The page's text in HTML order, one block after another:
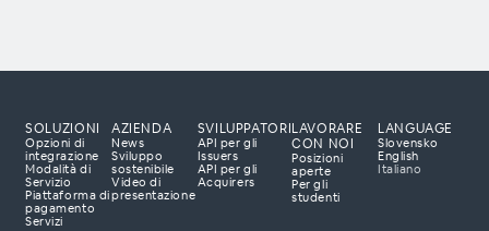
di
SOLUZIONI
Opzioni di
integrazione
Modalità di
Servizio
Piattaforma di
pagamento
Servizi
AZIENDA
News
Sviluppo
sostenibile
Video di
presentazione
SVILUPPATORI
API per gli
Issuers
API per gli
Acquirers
LAVORARE
CON NOI
Posizioni
aperte
Per gli
studenti
LANGUAGE
Slovensko
English
Italiano